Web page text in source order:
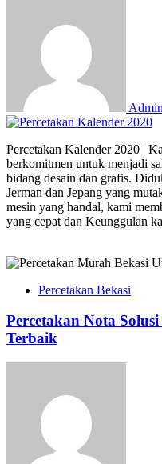
Admin
Percetakan Kalender 2020 |
berkomitmen untuk menjadi
bidang desain dan grafis.
Jerman dan Jepang yang
mesin yang handal, kami
yang cepat dan Keunggulan
Percetakan Bekasi
Percetakan Nota
Terbaik